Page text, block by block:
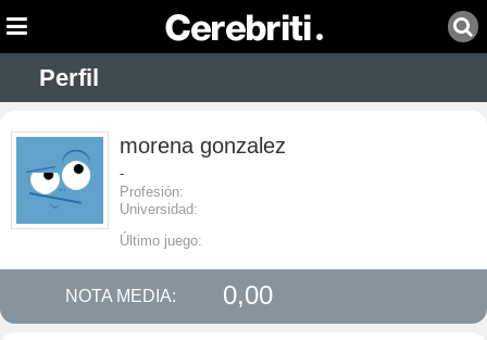
Perfil
morena gonzalez
-
Profesión:
Universidad:
Último juego:
NOTA MEDIA: 0,00